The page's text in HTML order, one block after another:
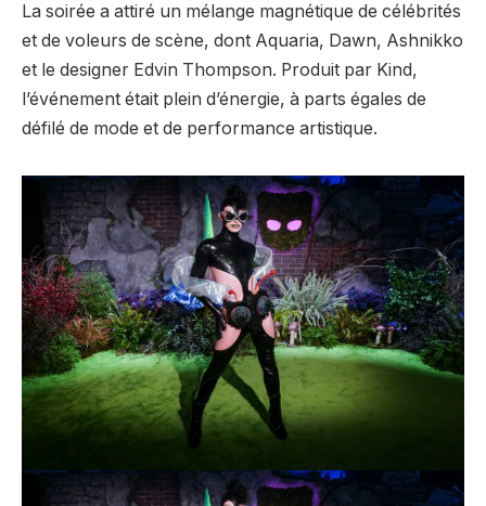
La soirée a attiré un mélange magnétique de célébrités
et de voleurs de scène, dont Aquaria, Dawn, Ashnikko
et le designer Edvin Thompson. Produit par Kind,
l’événement était plein d’énergie, à parts égales de
défilé de mode et de performance artistique.